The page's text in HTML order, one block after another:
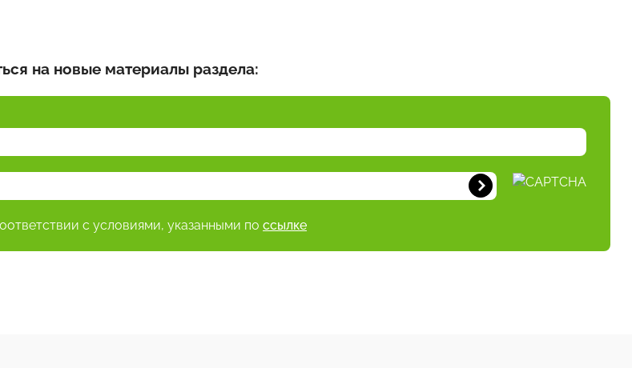
на новые материалы раздела:
с условиями, указанными по ссылке